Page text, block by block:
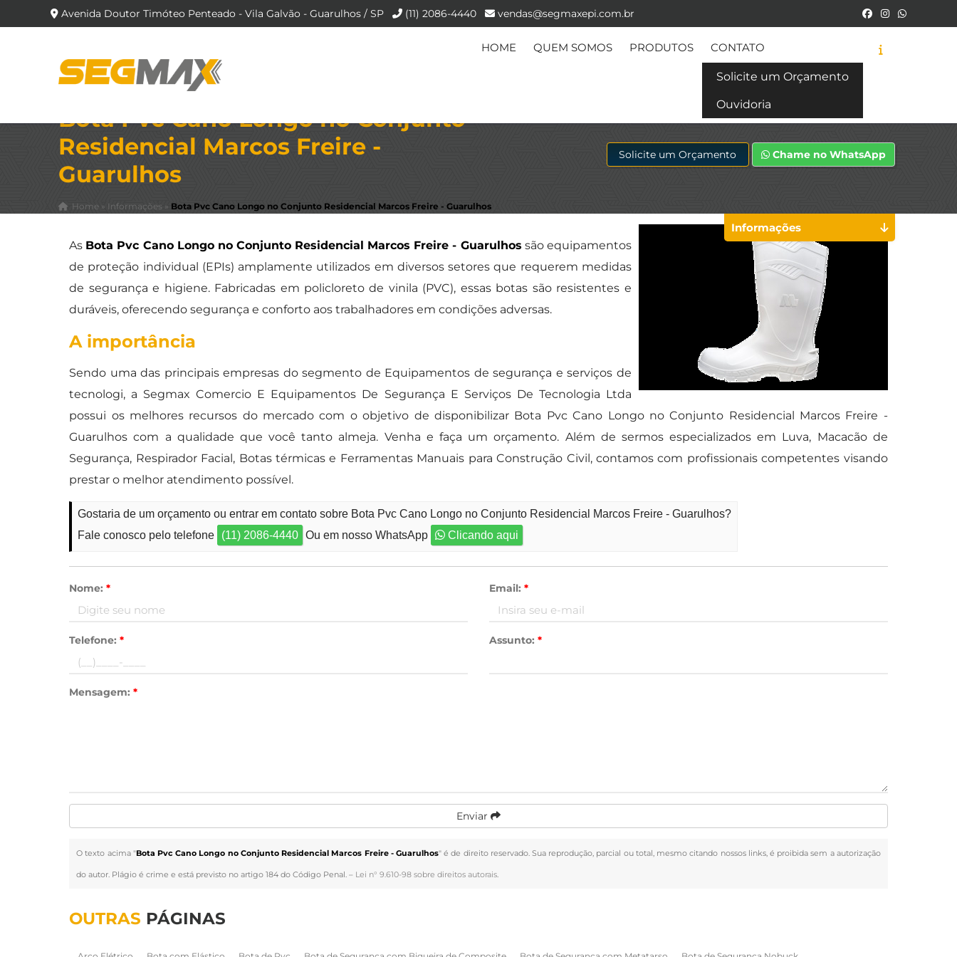
Avenida Doutor Timóteo Penteado - Vila Galvão - Guarulhos / SP (11) 2086-4440 vendas@segmaxepi.com.br
HOME QUEM SOMOS PRODUTOS CONTATO
Solicite um Orçamento
Ouvidoria
Bota Pvc Cano Longo no Conjunto
Residencial Marcos Freire -
Guarulhos
Home » Informações » Bota Pvc Cano Longo no Conjunto Residencial Marcos Freire - Guarulhos
Solicite um Orçamento Chame no WhatsApp
As Bota Pvc Cano Longo no Conjunto Residencial Marcos Freire - Guarulhos são equipamentos
de proteção individual (EPIs) amplamente utilizados em diversos setores que requerem medidas
de segurança e higiene. Fabricadas em policloreto de vinila (PVC), essas botas são resistentes e
duráveis, oferecendo segurança e conforto aos trabalhadores em condições adversas.
A importância
Sendo uma das principais empresas do segmento de Equipamentos de segurança e serviços de
tecnologi, a Segmax Comercio E Equipamentos De Segurança E Serviços De Tecnologia Ltda
possui os melhores recursos do mercado com o objetivo de disponibilizar Bota Pvc Cano Longo no Conjunto Residencial Marcos Freire -
Guarulhos com a qualidade que você tanto almeja. Venha e faça um orçamento. Além de sermos especializados em Luva, Macacão de
Segurança, Respirador Facial, Botas térmicas e Ferramentas Manuais para Construção Civil, contamos com profissionais competentes visando
prestar o melhor atendimento possível.
Gostaria de um orçamento ou entrar em contato sobre Bota Pvc Cano Longo no Conjunto Residencial Marcos Freire - Guarulhos?
Fale conosco pelo telefone
(11) 2086-4440 Ou em nosso WhatsApp Clicando aqui
Nome:* Email: *
Telefone:* Assunto: *
Mensagem:*
Enviar
O texto acima "Bota Pvc Cano Longo no Conjunto Residencial Marcos Freire - Guarulhos" é de direito reservado. Sua reprodução, parcial ou total, mesmo citando nossos links, é proibida sem a autorização
do autor. Plágio é crime e está previsto no artigo 184 do Código Penal. – Lei n° 9.610-98 sobre direitos autorais.
Informações
OUTRAS PÁGINAS